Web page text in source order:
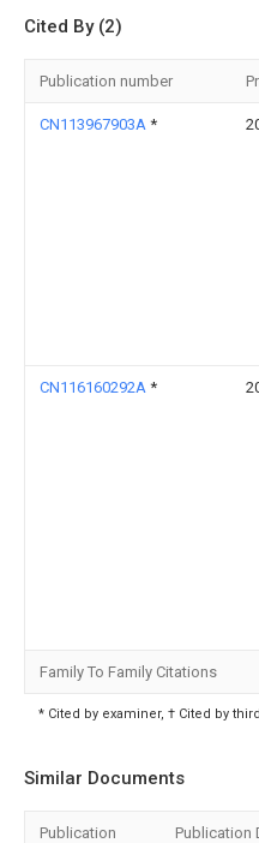
Cited By (2)
Publication number
CN113967903A *
CN116160292A *
Family To Family Citations
* Cited by examiner, † Cited by
Similar Documents
Publication Publication